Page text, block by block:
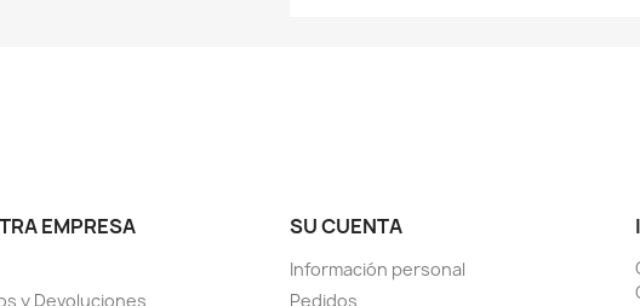
EMPRESA
y Devoluciones
SU CUENTA
Información personal
Pedidos